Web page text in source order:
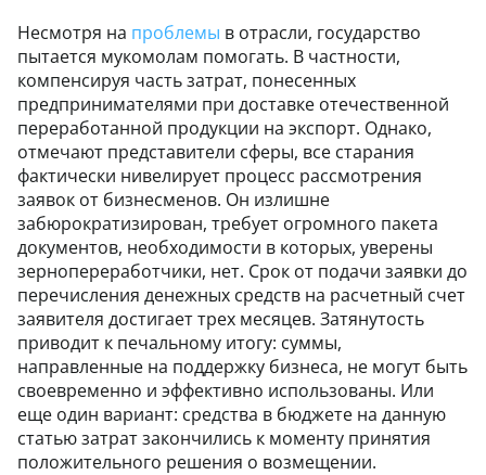
Несмотря на проблемы в отрасли, государство
пытается мукомолам помогать. В частности,
компенсируя часть затрат, понесенных
предпринимателями при доставке отечественной
переработанной продукции на экспорт. Однако,
отмечают представители сферы, все старания
фактически нивелирует процесс рассмотрения
заявок от бизнесменов. Он излишне
забюрократизирован, требует огромного пакета
документов, необходимости в которых, уверены
зернопереработчики, нет. Срок от подачи заявки до
перечисления денежных средств на расчетный счет
заявителя достигает трех месяцев. Затянутость
приводит к печальному итогу: суммы,
направленные на поддержку бизнеса, не могут быть
своевременно и эффективно использованы. Или
еще один вариант: средства в бюджете на данную
статью затрат закончились к моменту принятия
положительного решения о возмещении.